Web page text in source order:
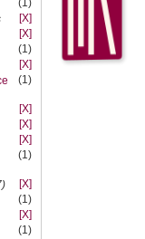
(1)
[X]
[X]
(1)
[X]
(1)
[X]
[X]
[X]
(1)
[X]
(1)
[X]
(1)